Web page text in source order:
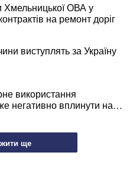
Хмельницької ОВА у
на ремонт доріг
виступлять за Україну
використання
негативно вплинути на
ще